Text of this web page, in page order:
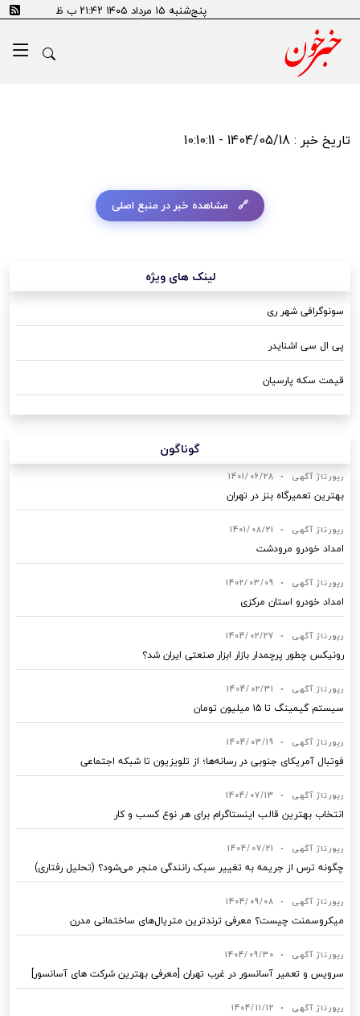
پنج‌شنبه ۱۵ مرداد ۱۴۰۵ ۲۱:۴۲ ب ظ
تاریخ خبر : 1404/05/18 - 10:10:11
مشاهده خبر در منبع اصلی
لینک های ویژه
سونوگرافی شهر ری
پی ال سی اشنایدر
قیمت سکه پارسیان
گوناگون
رپورتاژ آگهی •
1401/06/28
بهترین تعمیرگاه بنز در تهران
رپورتاژ آگهی •
1401/08/21
امداد خودرو مرودشت
رپورتاژ آگهی •
1402/03/09
امداد خودرو استان مرکزی
رپورتاژ آگهی •
1404/02/27
رونیکس چطور پرچمدار بازار ابزار صنعتی ایران شد؟
رپورتاژ آگهی •
1404/02/31
سیستم گیمینگ تا ۱۵ میلیون تومان
رپورتاژ آگهی •
1404/03/19
فوتبال آمریکای جنوبی در رسانه‌ها؛ از تلویزیون تا شبکه اجتماعی
رپورتاژ آگهی •
1404/07/13
انتخاب بهترین قالب‌ اینستاگرام برای هر نوع کسب‌ و کار
رپورتاژ آگهی •
1404/07/21
چگونه ترس از جریمه به تغییر سبک رانندگی منجر می‌شود؟ (تحلیل رفتاری)
رپورتاژ آگهی •
1404/09/08
میکروسمنت چیست؟ معرفی ترندترین متریال‌های ساختمانی مدرن
رپورتاژ آگهی •
1404/09/30
سرویس و تعمیر آسانسور در غرب تهران [معرفی بهترین شرکت های آسانسور]
رپورتاژ آگهی •
1404/11/12